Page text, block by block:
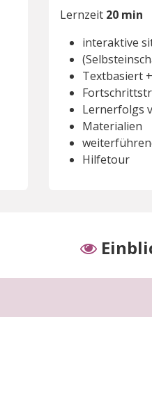
Lernzeit 20 min
interaktive
Textbasiert
Lernerfolgs
Materialien
Hilfetour